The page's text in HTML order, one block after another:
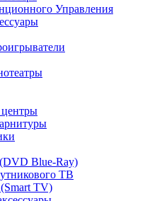
Управления
Blue-Ray)
ТВ
TV)